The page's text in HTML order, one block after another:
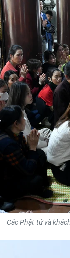
Các Phật tử và